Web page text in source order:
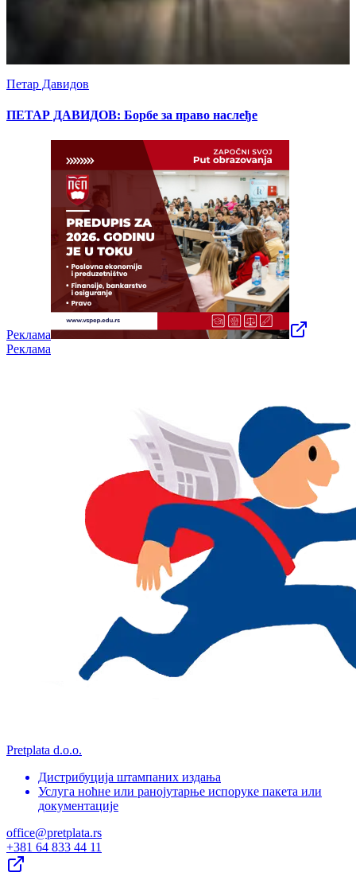
Петар Давидов
ПЕТАР ДАВИДОВ: Борбе за право наслеђе
Реклама
Реклама
Pretplata d.o.o.
Дистрибуција штампаних издања
Услуга ноћне или ранојутарње испоруке пакета или
документације
office@pretplata.rs
+381 64 833 44 11